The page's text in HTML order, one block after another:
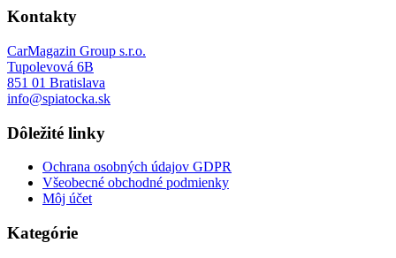
Kontakty
CarMagazin Group s.r.o.
Tupolevová 6B
851 01 Bratislava
info@spiatocka.sk
Dôležité linky
Ochrana osobných údajov GDPR
Všeobecné obchodné podmienky
Môj účet
Kategórie